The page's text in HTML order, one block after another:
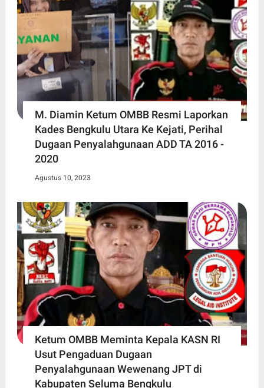
M. Diamin Ketum OMBB Resmi Laporkan
Kades Bengkulu Utara Ke Kejati, Perihal
Dugaan Penyalahgunaan ADD TA 2016 -
2020
Agustus 10, 2023
Ketum OMBB Meminta Kepala KASN RI
Usut Pengaduan Dugaan
Penyalahgunaan Wewenang JPT di
Kabupaten Seluma Bengkulu